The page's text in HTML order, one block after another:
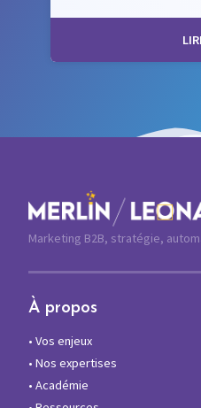
Marketing B2B, stratégie,
À propos
• Vos enjeux
• Nos expertises
• Académie